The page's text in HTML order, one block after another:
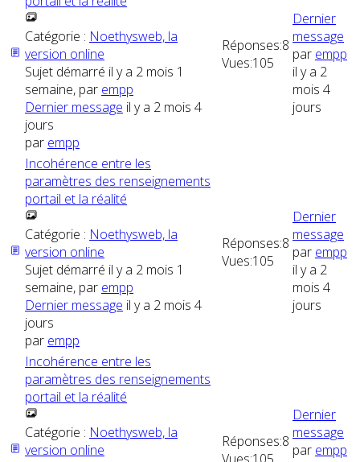
Catégorie : Noethysweb, la
version online
Sujet démarré il y a 2 mois 1
semaine, par empp
Dernier message il y a 2 mois 4
jours
par empp
Réponses:8
Vues:105
Dernier
message
par empp
il y a 2
mois 4
jours
Incohérence entre les
paramètres des renseignements
portail et la réalité
Catégorie : Noethysweb, la
version online
Sujet démarré il y a 2 mois 1
semaine, par empp
Dernier message il y a 2 mois 4
jours
par empp
Réponses:8
Vues:105
Dernier
message
par empp
il y a 2
mois 4
jours
Incohérence entre les
paramètres des renseignements
portail et la réalité
Catégorie : Noethysweb, la
version online
Réponses:8
Dernier
message
par empp